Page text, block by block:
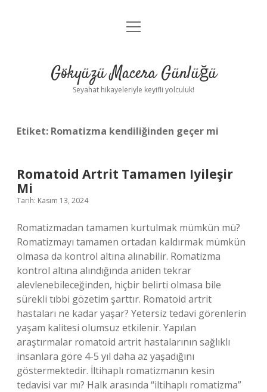
Anasayfa
Yasal Uyarı
menüyü
Gökyüzü Macera Günlüğü
Seyahat hikayeleriyle keyifli yolculuk!
Etiket: Romatizma kendiliğinden geçer mi
Romatoid Artrit Tamamen Iyileşir
Mi
Tarih: Kasım 13, 2024
Romatizmadan tamamen kurtulmak mümkün mü?
Romatizmayı tamamen ortadan kaldırmak mümkün
olmasa da kontrol altına alınabilir. Romatizma
kontrol altına alındığında aniden tekrar
alevlenebileceğinden, hiçbir belirti olmasa bile
sürekli tıbbi gözetim şarttır. Romatoid artrit
hastaları ne kadar yaşar? Yetersiz tedavi görenlerin
yaşam kalitesi olumsuz etkilenir. Yapılan
araştırmalar romatoid artrit hastalarının sağlıklı
insanlara göre 4-5 yıl daha az yaşadığını
göstermektedir. İltihaplı romatizmanın kesin
tedavisi var mı? Halk arasında “iltihaplı romatizma”